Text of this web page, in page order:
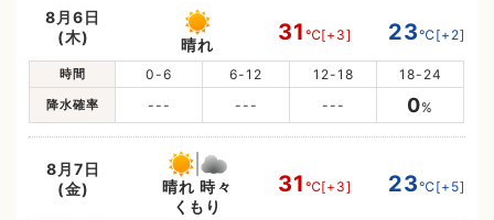
8月6日
(木)
晴れ 31 ℃[+3] 23℃[+2]
時間 0-6 6-12 12-18 18-24
降水確率 --- --- --- 0%
8月7日
(金)
晴れ 時々
くもり
31 ℃[+3] 23℃[+5]